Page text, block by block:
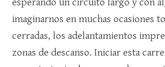
imaginarnos en muchas ocasiones
cerradas, los adelantamientos
zonas de descanso. Iniciar esta